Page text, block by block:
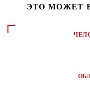
ЭТО МОЖЕТ